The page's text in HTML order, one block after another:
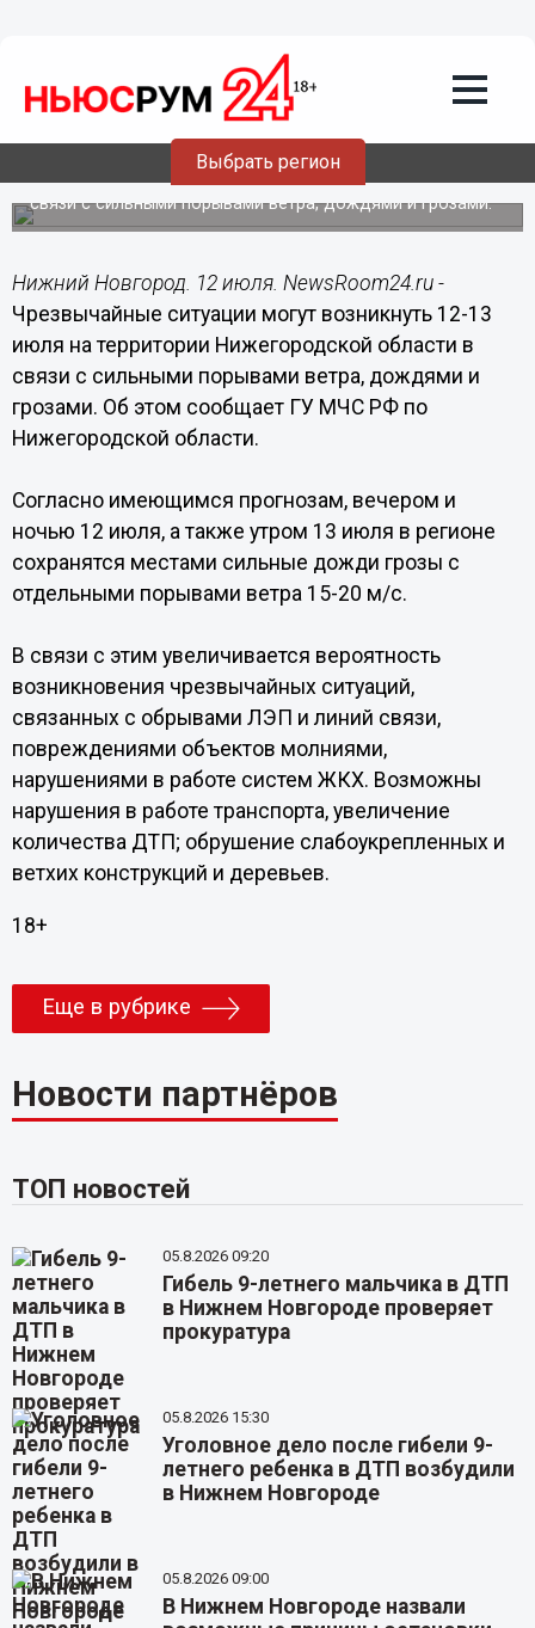
Выбрать регион
Чрезвычайные ситуации могут
возникнуть 12-13 июля на территории
Нижегородской области
МЧС распространило экстренное предупреждение в
связи с сильными порывами ветра, дождями и грозами.
Нижний Новгород. 12 июля. NewsRoom24.ru -
Чрезвычайные ситуации могут возникнуть 12-13
июля на территории Нижегородской области в
связи с сильными порывами ветра, дождями и
грозами. Об этом сообщает ГУ МЧС РФ по
Нижегородской области.
Согласно имеющимся прогнозам, вечером и
ночью 12 июля, а также утром 13 июля в регионе
сохранятся местами сильные дожди грозы с
отдельными порывами ветра 15-20 м/с.
В связи с этим увеличивается вероятность
возникновения чрезвычайных ситуаций,
связанных с обрывами ЛЭП и линий связи,
повреждениями объектов молниями,
нарушениями в работе систем ЖКХ. Возможны
нарушения в работе транспорта, увеличение
количества ДТП; обрушение слабоукрепленных и
ветхих конструкций и деревьев.
18+
Еще в рубрике
Новости партнёров
ТОП новостей
05.8.2026 09:20
Гибель 9-летнего мальчика в ДТП
в Нижнем Новгороде проверяет
прокуратура
05.8.2026 15:30
Уголовное дело после гибели 9-
летнего ребенка в ДТП возбудили
в Нижнем Новгороде
05.8.2026 09:00
В Нижнем Новгороде назвали